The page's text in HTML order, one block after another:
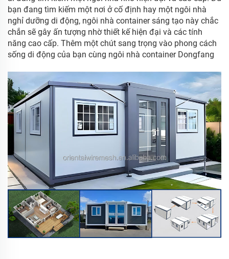
bạn đang tìm kiếm một nơi ở cố định hay một ngôi nhà
nghỉ dưỡng di động, ngôi nhà container sáng tạo này chắc
chắn sẽ gây ấn tượng nhờ thiết kế hiện đại và các tính
năng cao cấp. Thêm một chút sang trọng vào phong cách
sống di động của bạn cùng ngôi nhà container Dongfang